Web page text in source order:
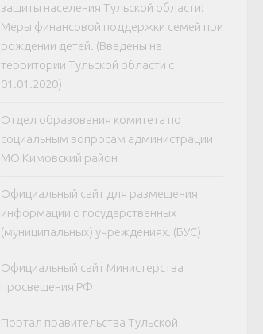
защиты населения Тульской области:
Меры финансовой поддержки семей при
рождении детей. (Введены на
территории Тульской области с
01.01.2020)
Отдел образования комитета по
социальным вопросам администрации
МО Кимовский район
Официальный сайт для размещения
информации о государственных
(муниципальных) учреждениях. (БУС)
Официальный сайт Министерства
просвещения РФ
Портал правительства Тульской